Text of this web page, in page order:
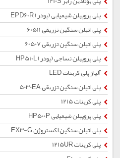
پلی پروپیلن شیمیایی (پودر) EPD60R
پلی اتیلن سنگین تزریقی 60511
پلی اتیلن سنگین تزریقی 60507
پلی پروپیلن نساجی (پودر) HP510L
آلیاژ پلی کربنات LED
پلی اتیلن سنگین تزریقی 5030EA
پلی کربنات 1215
پلی پروپیلن شیمیایی HP500P
پلی اتیلن سنگین اکستروژن EX3-G
پلی کربنات 1215UR